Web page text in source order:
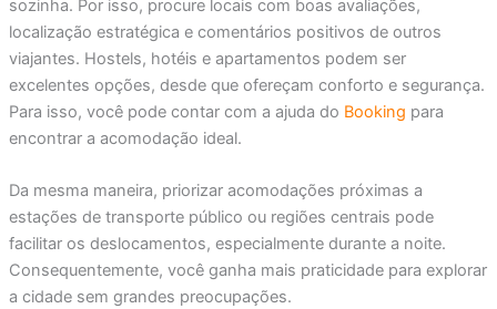
sozinha. Por isso, procure locais com boas avaliações,
localização estratégica e comentários positivos de outros
viajantes. Hostels, hotéis e apartamentos podem ser
excelentes opções, desde que ofereçam conforto e segurança.
Para isso, você pode contar com a ajuda do Booking para
encontrar a acomodação ideal.
Da mesma maneira, priorizar acomodações próximas a
estações de transporte público ou regiões centrais pode
facilitar os deslocamentos, especialmente durante a noite.
Consequentemente, você ganha mais praticidade para explorar
a cidade sem grandes preocupações.